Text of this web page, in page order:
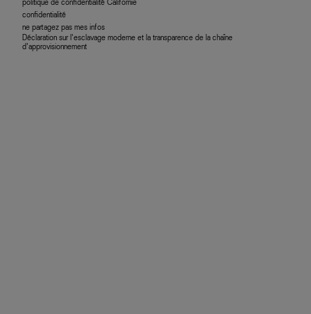
politique de confidentialité Californie
confidentialité
ne partagez pas mes infos
Déclaration sur l’esclavage moderne et la transparence de la chaîne
d’approvisionnement